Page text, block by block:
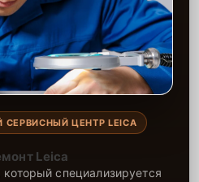
ЦЕНТР LEICA
Leica
специализируется